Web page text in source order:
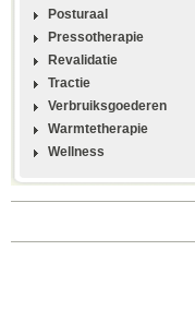
Posturaal
Pressotherapie
Revalidatie
Tractie
Verbruiksgoederen
Warmtetherapie
Wellness